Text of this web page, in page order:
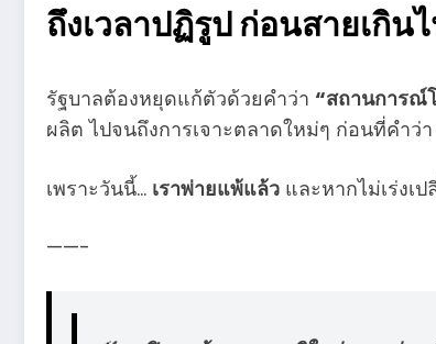
ถึงเวลาปฏิรูป ก่อนสายเกิน
รัฐบาลต้องหยุดแก้ตัวด้วยคำว่า “สถานการณ์
ผลิต ไปจนถึงการเจาะตลาดใหม่ๆ ก่อนที่คำว่า
เพราะวันนี้… เราพ่ายแพ้แล้ว และหากไม่เร่งเ
——-